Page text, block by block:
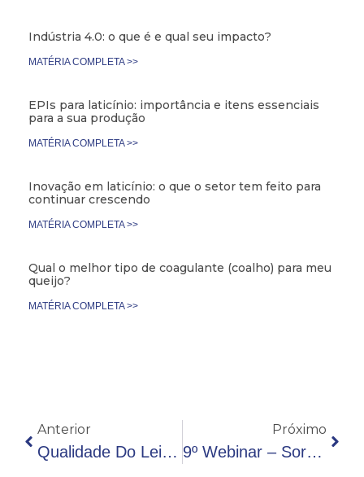
Indústria 4.0: o que é e qual seu impacto?
MATÉRIA COMPLETA >>
EPIs para laticínio: importância e itens essenciais
para a sua produção
MATÉRIA COMPLETA >>
Inovação em laticínio: o que o setor tem feito para
continuar crescendo
MATÉRIA COMPLETA >>
Qual o melhor tipo de coagulante (coalho) para meu
queijo?
MATÉRIA COMPLETA >>
Anterior
Qualidade Do Leite: Parâmetros Fundamentais De Avaliação
Próximo
9º Webinar – Soro De Leite